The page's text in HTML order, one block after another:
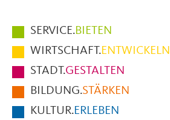
Hauptmenüpunkte
im
Fußbereich
der
Seite
SERVICE.BIETEN
WIRTSCHAFT.ENTWICKELN
STADT.GESTALTEN
BILDUNG.STÄRKEN
KULTUR.ERLEBEN